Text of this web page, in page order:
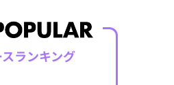
ランキング